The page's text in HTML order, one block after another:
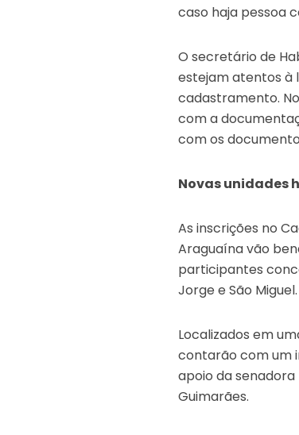
caso haja pessoa
O secretário de
estejam atentos à
cadastramento.
com a
com os
Novas unidades
As inscrições no
Araguaína vão
participantes
Jorge e São Miguel.
Localizados em
contarão com um
apoio da
Guimarães.